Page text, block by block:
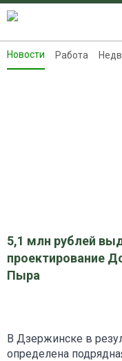
Новости
Новости Работа
5,1 млн рублей
проектирование
Пыра
В Дзержинске в
определена